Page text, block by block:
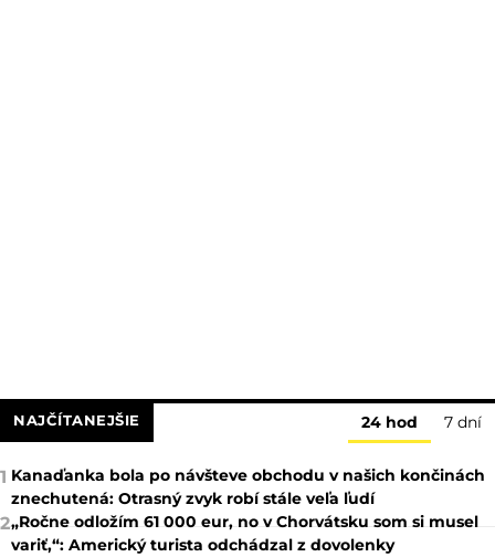
NAJČÍTANEJŠIE 24 hod 7 dní
1 Kanaďanka bola po návšteve obchodu v našich končinách
znechutená: Otrasný zvyk robí stále veľa ľudí
2„Ročne odložím 61 000 eur, no v Chorvátsku som si musel
variť,“: Americký turista odchádzal z dovolenky